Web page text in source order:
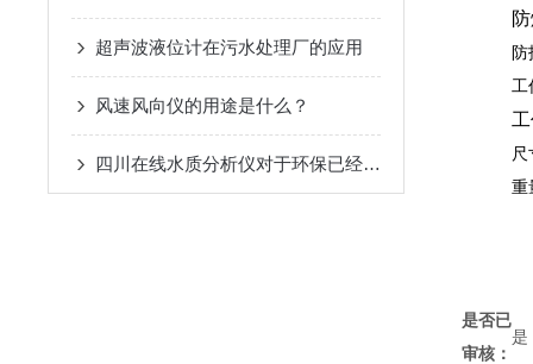
超声波液位计在污水处理厂的应用
风速风向仪的用途是什么？
四川在线水质分析仪对于环保已经刻不容缓
防
工
尺
重
是否已
审核：
是